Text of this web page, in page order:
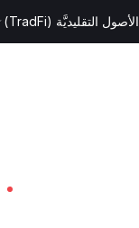
الأصول التقليديَّة (TradFi)